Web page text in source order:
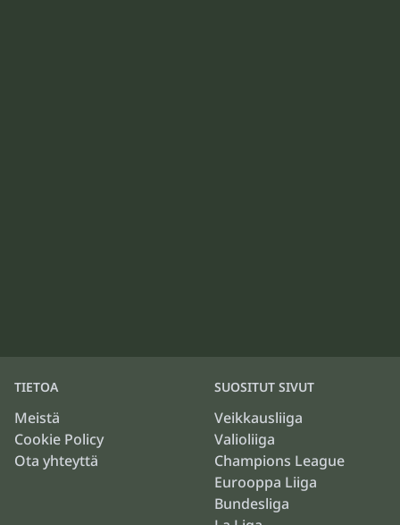
TIETOA
Meistä
Cookie Policy
Ota yhteyttä
SUOSITUT SIVUT
Veikkausliiga
Valioliiga
Champions League
Eurooppa Liiga
Bundesliga